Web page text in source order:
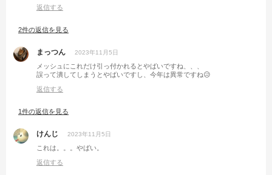
返信する
2件の返信を見る
まっつん 2023年11月5日
メッシュにこれだけ引っ付かれるとやばいですね、、、
誤って潰してしまうとやばいですし、今年は異常ですね😥
返信する
1件の返信を見る
けんじ 2023年11月5日
これは。。。やばい。
返信する